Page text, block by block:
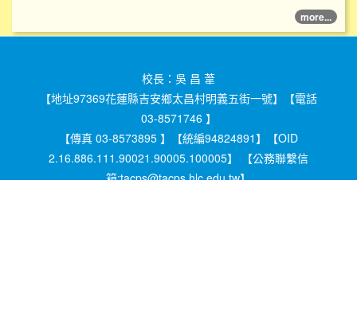
more...
校長：吳 昌 葦
【地址97369花蓮縣吉安鄉太昌村明義五街一號】【電話
03-8571746 】
【傳真 03-8573895 】【統編94824891】【OID
2.16.886.111.90021.90005.100005】 【公務聯繫信
箱:tacps@tacps.hlc.edu.tw】